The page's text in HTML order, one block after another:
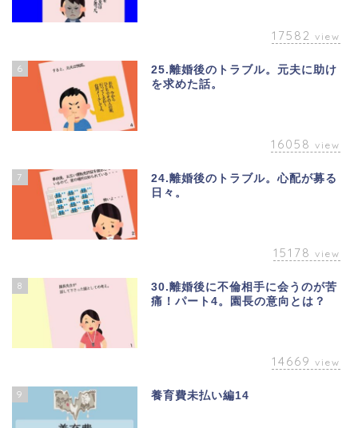
17582 view
6
25.離婚後のトラブル。元夫に助け
を求めた話。
16058 view
7
24.離婚後のトラブル。心配が募る
日々。
15178 view
8
30.離婚後に不倫相手に会うのが苦
痛！パート4。園長の意向とは？
14669 view
9 養育費未払い編14